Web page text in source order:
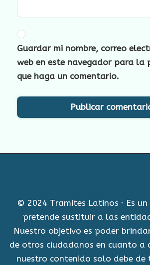
Guardar mi nombre, correo
web en este navegador para la
que haga un comentario.
© 2024 Tramites Latinos · Es
pretende sustituir a las
Nuestro objetivo es poder
de otros ciudadanos en cuanto a
nuestro contenido solo debe de